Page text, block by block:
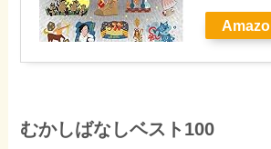
むかしばなしベスト100